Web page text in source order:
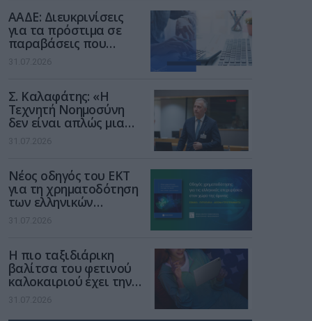
ΑΑΔΕ: Διευκρινίσεις
για τα πρόστιμα σε
παραβάσεις που
αφορούν τους ΦΗΜ
31.07.2026
Σ. Καλαφάτης: «Η
Τεχνητή Νοημοσύνη
δεν είναι απλώς μια
νέα τεχνολογία, είναι
μια νέα βιομηχανική
31.07.2026
Νέος οδηγός του ΕΚΤ
για τη χρηματοδότηση
των ελληνικών
επιχειρήσεων στον
χώρο της άμυνας
31.07.2026
Η πιο ταξιδιάρικη
βαλίτσα του φετινού
καλοκαιριού έχει την
υπογραφή της Xiaomi
31.07.2026